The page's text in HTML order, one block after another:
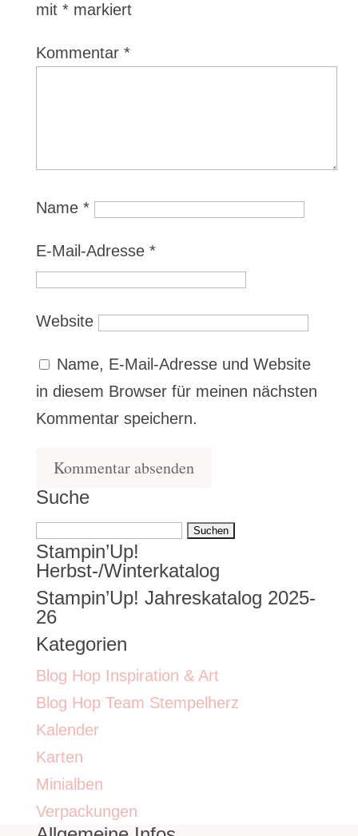
mit *markiert
Kommentar *
Name *
E-Mail-Adresse *
Website
Name, E-Mail-Adresse und Website
in diesem Browser für meinen nächsten
Kommentar speichern.
Suche
Suchen
nach:
Stampin’Up!
Herbst-/Winterkatalog
Stampin’Up! Jahreskatalog 2025-
26
Kategorien
Blog Hop Inspiration & Art
Blog Hop Team Stempelherz
Kalender
Karten
Minialben
Verpackungen